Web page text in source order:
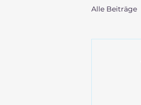
Alle Beiträge